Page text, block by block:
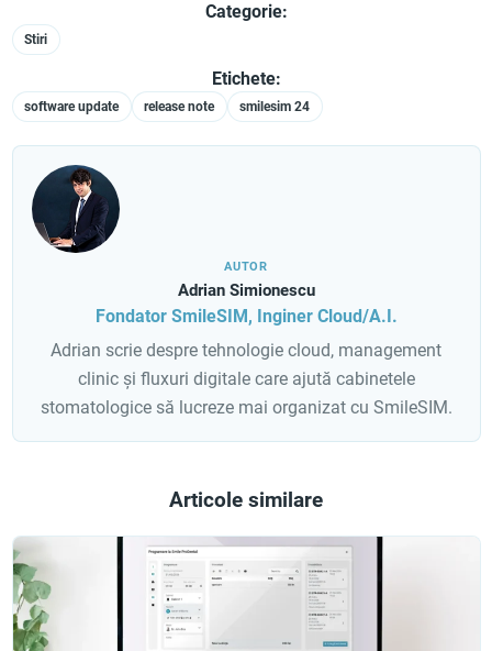
Categorie:
Stiri
Etichete:
software update release note smilesim 24
AUTOR
Adrian Simionescu
Fondator SmileSIM, Inginer Cloud/A.I.
Adrian scrie despre tehnologie cloud, management
clinic și fluxuri digitale care ajută cabinetele
stomatologice să lucreze mai organizat cu SmileSIM.
Articole similare